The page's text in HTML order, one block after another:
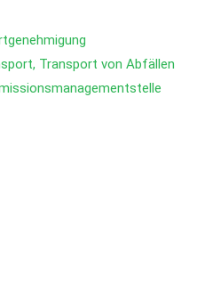
Transport von Abfällen